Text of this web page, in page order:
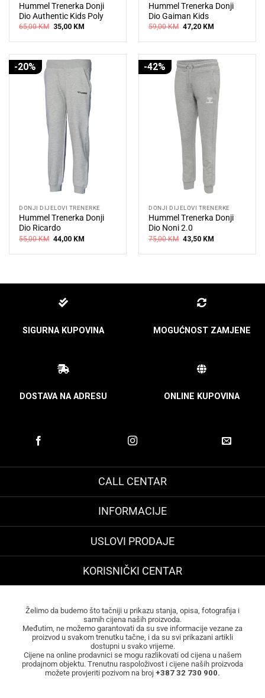
Hummel Trenerka Donji
Dio Authentic Kids Poly
65,00KM Original
was:
35,00 KMCurrent
is:
Hummel Trenerka Donji
Dio Gaiman Kids
59,00KM Original
was:
47,20 KMCurrent
is:
-20%
DONJI DIJELOVI TRENERKE
Hummel Trenerka Donji
Dio Ricardo
55,00KM Original
price
was:
44,00 KMCurrent
is:
-42%
DONJI DIJELOVI TRENERKE
Hummel Trenerka Donji
Dio Noni 2.0
75,00KM Original
price
was:
43,50 KMCurrent
is:
SIGURNA KUPOVINA MOGUĆNOST ZAMJENE
DOSTAVA NA ADRESU ONLINE KUPOVINA
CALL CENTAR
INFORMACIJE
USLOVI PRODAJE
KORISNIČKI CENTAR
Želimo da budemo što tačniji u prikazu stanja, opisa, fotografija i
samih cijena naših proizvoda.
Međutim, ne možemo garantovati da su sve informacije vezane za
proizvod u svakom trenutku tačne, i da su svi prikazani artikli
dostupni u svako vrijeme.
Cijene na online prodavnici se mogu razlikovati od cijena u našem
prodajnom objektu. Trenutnu raspoloživost i cijene naših proizvoda
možete provjeriti pozivom na broj +387 32 730 900.